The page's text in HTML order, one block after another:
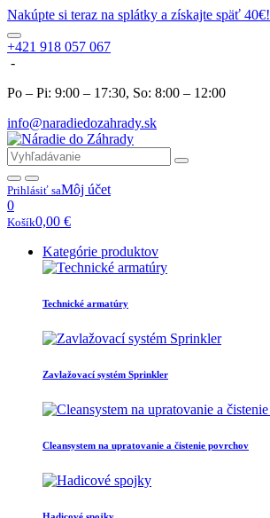
Nakúpte si teraz na splátky a získajte späť 40€!
+421 918 057 067
-
Po – Pi: 9:00 – 17:30, So: 8:00 – 12:00
info@naradiedozahrady.sk
Prihlásiť saMôj účet
0
Košík0,00 €
Kategórie produktov
Technické armatúry
Zavlažovací systém Sprinkler
Cleansystem na upratovanie a čistenie povrchov